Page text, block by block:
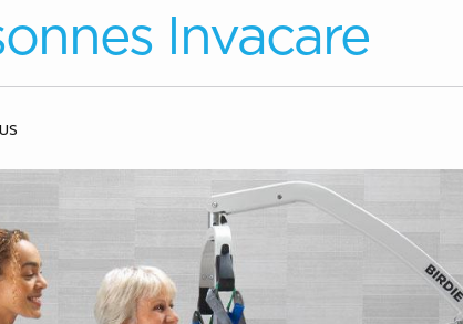
Invacare